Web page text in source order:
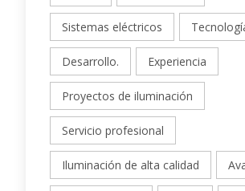
Sistemas eléctricos
Desarrollo. Experiencia
Proyectos de iluminación
Servicio profesional
Iluminación de alta calidad